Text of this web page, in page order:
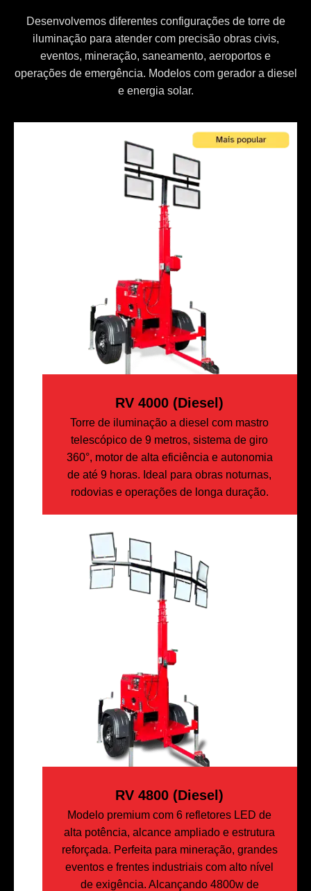
Desenvolvemos diferentes configurações de torre de
iluminação para atender com precisão obras civis,
eventos, mineração, saneamento, aeroportos e
operações de emergência. Modelos com gerador a diesel
e energia solar.
RV 4000 (diesel)
Torre de iluminação a diesel com mastro
telescópico de 9 metros, sistema de giro
360°, motor de alta eficiência e autonomia
de até 9 horas. Ideal para obras noturnas,
rodovias e operações de longa duração.
RV 4800 (Diesel)
Modelo premium com 6 refletores LED de
alta potência, alcance ampliado e estrutura
reforçada. Perfeita para mineração, grandes
eventos e frentes industriais com alto nível
de exigência. Alcançando 4800w de